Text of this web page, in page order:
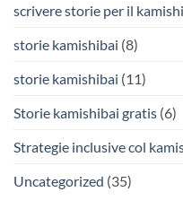
scrivere storie per il
storie kamishibai (8)
storie kamishibai (11)
Storie kamishibai gratis (6)
Strategie inclusive col
Uncategorized (35)